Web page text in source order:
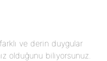
ve derin duygular
olduğunu biliyorsunuz.